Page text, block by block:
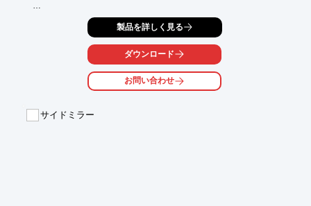
消費電力12W、定格電圧DC10V～80V、保護等級IP67、
動作温度範囲-40℃～+65℃となっております。
また、ライトに装着してあります短いブラケットと別に長いブラ
同梱しており、リーチ車への取付の際に、車体からはみ出さない
【特長】
製品を詳しく見る
ダウンロード
お問い合わせ
サイドミラー